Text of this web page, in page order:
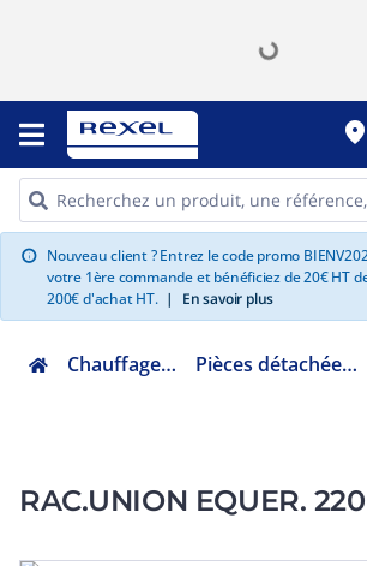
place
info Nouveau client ? Entrez le code promo
votre 1ère commande et bénéficiez de 20€ HT
200€ d'achat HT. | En savoir plus
Chauffage hydraulique et plomberie Pièces détachées chauffage hydraulique et plomberie
RAC.UNION EQUER.